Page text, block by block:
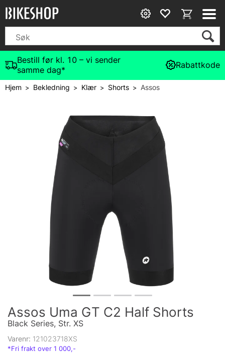
Bestill før kl. 10 – vi sender
samme dag*
Rabattkode
Hjem> Bekledning > Klær> Shorts>Assos
Assos Uma GT C2 Half Shorts
Black Series, Str. XS
Varenr: 121023718XS